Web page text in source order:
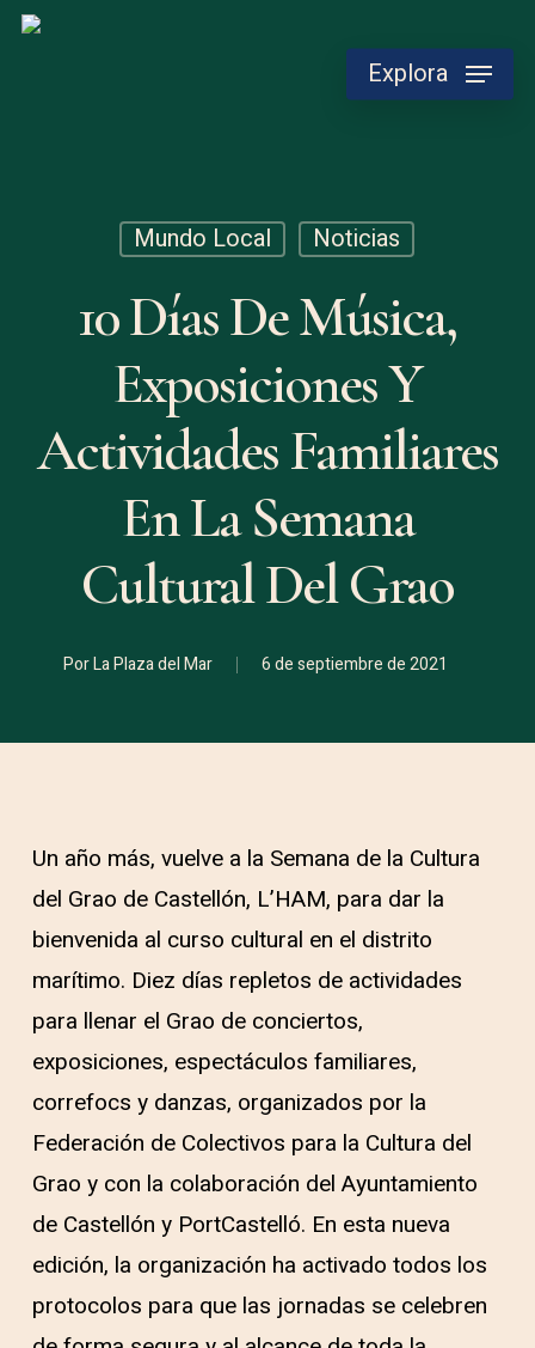
Skip
Explora
Mundo Local Noticias
10 Días De Música,
Exposiciones Y
Actividades Familiares
En La Semana
Cultural Del Grao
PorLa Plaza del Mar 6 de septiembre de 2021
Un año más, vuelve a la Semana de la Cultura
del Grao de Castellón, L’HAM, para dar la
bienvenida al curso cultural en el distrito
marítimo. Diez días repletos de actividades
para llenar el Grao de conciertos,
exposiciones, espectáculos familiares,
correfocs y danzas, organizados por la
Federación de Colectivos para la Cultura del
Grao y con la colaboración del Ayuntamiento
de Castellón y PortCastelló. En esta nueva
edición, la organización ha activado todos los
protocolos para que las jornadas se celebren